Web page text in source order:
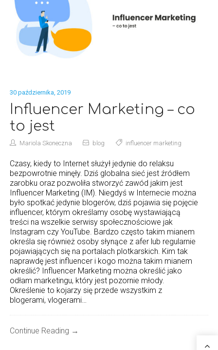
30 października, 2019
Influencer Marketing – co
to jest
Mariola Skoneczna blog influencer marketing
Czasy, kiedy to Internet służył jedynie do relaksu
bezpowrotnie minęły. Dziś globalna sieć jest źródłem
zarobku oraz pozwoliła stworzyć zawód jakim jest
Influencer Marketing (IM). Niegdyś w Internecie można
było spotkać jedynie blogerów, dziś pojawia się pojęcie
influencer, którym określamy osobę wystawiającą
treści na wszelkie serwisy społecznościowe jak
Instagram czy YouTube. Bardzo często takim mianem
określa się również osoby słynące z afer lub regularnie
pojawiających się na portalach plotkarskich. Kim tak
naprawdę jest influencer i kogo można takim mianem
określić? Influencer Marketing można określić jako
odłam marketingu, który jest pozornie młody.
Określenie to kojarzy się przede wszystkim z
blogerami, vlogerami…
Continue Reading →